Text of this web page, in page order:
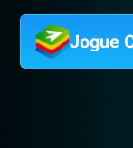
Jogue